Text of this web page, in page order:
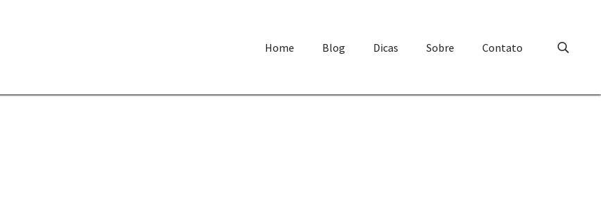
Home Blog Dicas Sobre Contato